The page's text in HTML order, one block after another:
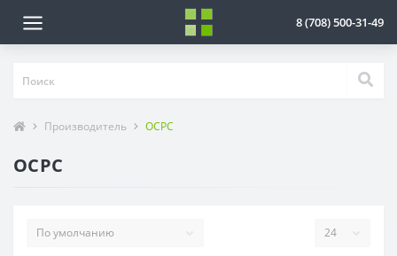
8 (708) 500-31-49
Производитель OCPC
OCPC